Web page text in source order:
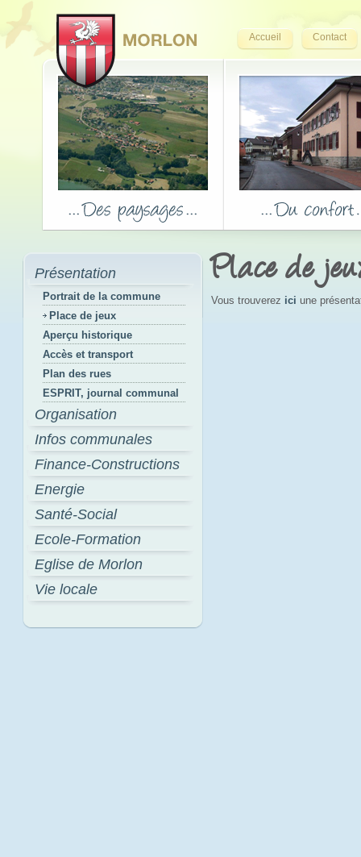
Accueil Contact
Présentation
Portrait de la commune
Place de jeux
Aperçu historique
Accès et transport
Plan des rues
ESPRIT, journal communal
Organisation
Infos communales
Finance-Constructions
Energie
Santé-Social
Ecole-Formation
Eglise de Morlon
Vie locale
Place de
Vous trouverez ici une